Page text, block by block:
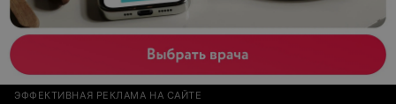
ЭФФЕКТИВНАЯ РЕКЛАМА НА САЙТЕ